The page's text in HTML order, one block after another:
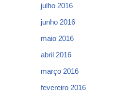
julho 2016
junho 2016
maio 2016
abril 2016
março 2016
fevereiro 2016